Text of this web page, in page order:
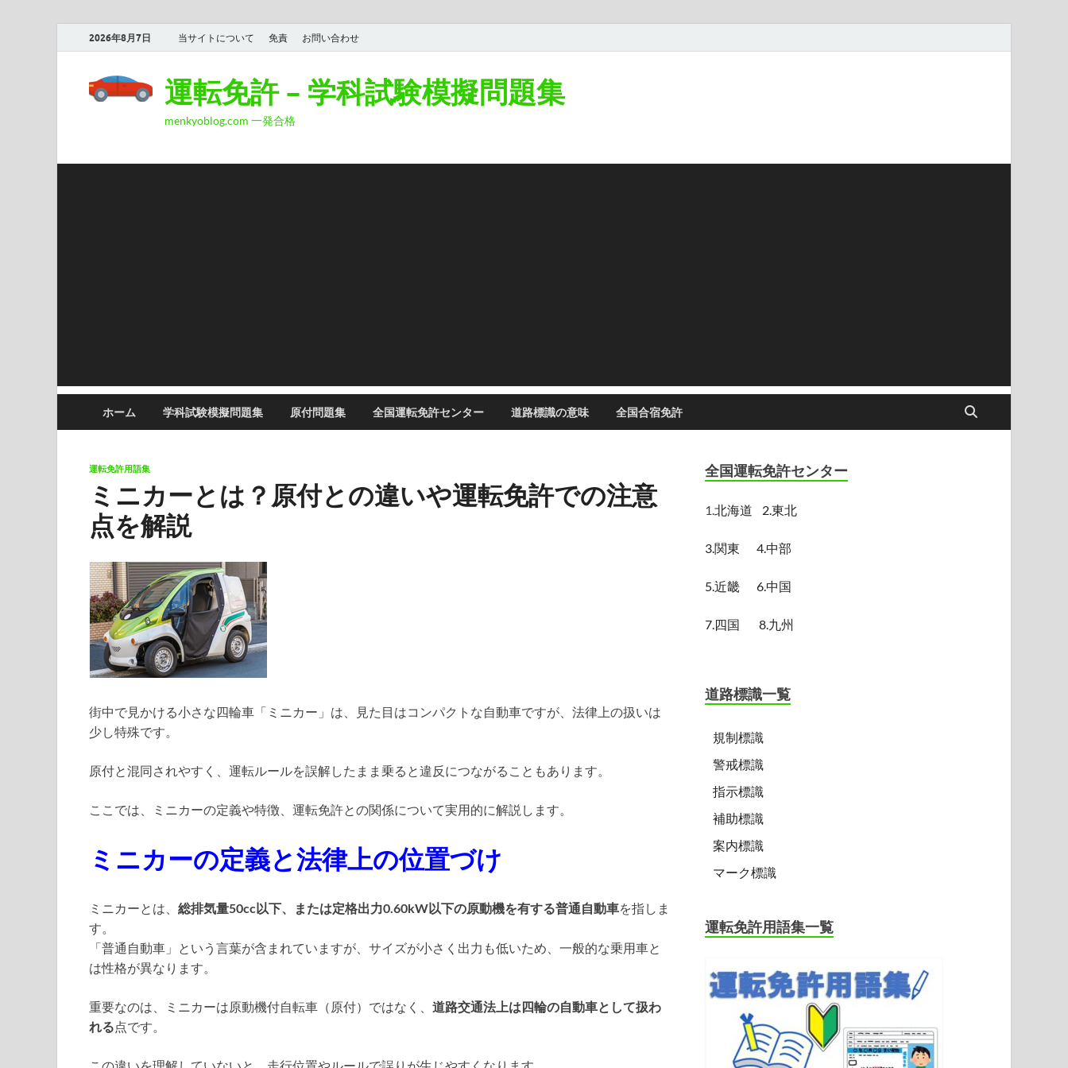
2026年8月7日 当サイトについて 免責 お問い合わせ
運転免許 – 学科試験模擬問題集
menkyoblog.com 一発合格
ホーム 学科試験模擬問題集 原付問題集 全国運転免許センター 道路標識の意味 全国合宿免許
運転免許用語集
ミニカーとは？原付との違いや運転免許での注意
点を解説
街中で見かける小さな四輪車「ミニカー」は、見た目はコンパクトな自動車ですが、法律上の扱いは
少し特殊です。
原付と混同されやすく、運転ルールを誤解したまま乗ると違反につながることもあります。
ここでは、ミニカーの定義や特徴、運転免許との関係について実用的に解説します。
ミニカーの定義と法律上の位置づけ
ミニカーとは、 総排気量50cc以下、または定格出力0.60kW以下の原動機を有する普通自動車を指しま
す。
「普通自動車」という言葉が含まれていますが、サイズが小さく出力も低いため、一般的な乗用車と
は性格が異なります。
重要なのは、ミニカーは原動機付自転車（原付）ではなく、 道路交通法上は四輪の自動車として扱わ
れる点です。
この違いを理解していないと、走行位置やルールで誤りが生じやすくなります。
全国運転免許センター
1.北海道 2.東北
3.関東 4.中部
5.近畿 6.中国
7.四国 8.九州
道路標識一覧
規制標識
警戒標識
指示標識
補助標識
案内標識
マーク標識
運転免許用語集一覧